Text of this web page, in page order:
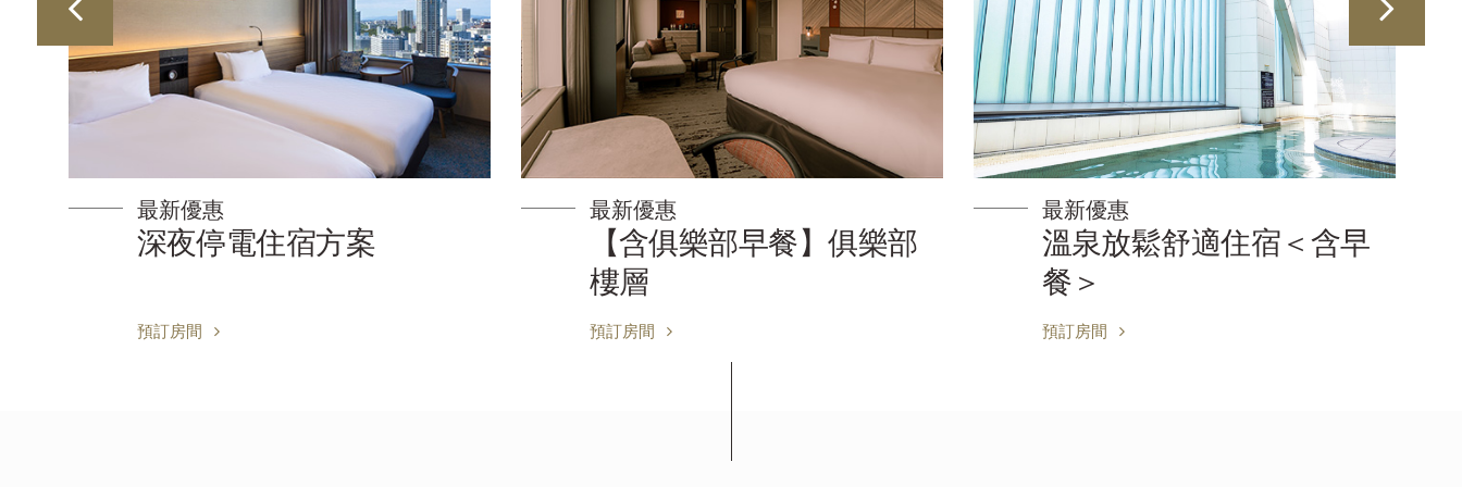
最新優惠
深夜停電住宿方案
預訂房間
最新優惠
【含俱樂部早餐】俱樂部
樓層
預訂房間
最新優惠
溫泉放鬆舒適住宿＜含早
餐＞
預訂房間